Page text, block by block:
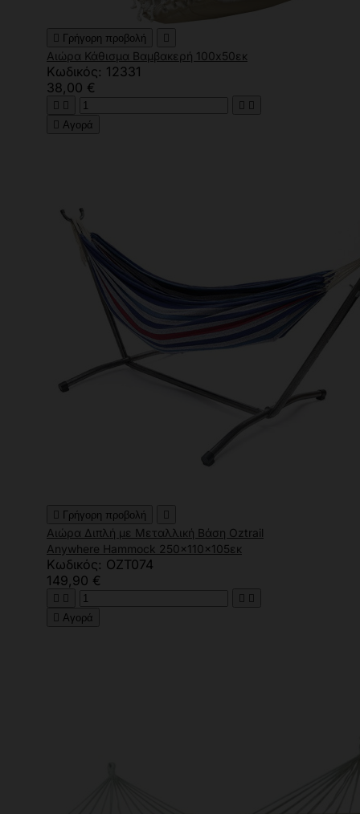
 Γρήγορη προβολή 
Αιώρα Κάθισμα Βαμβακερή 100x50εκ
Κωδικός: 12331
38,00 €
   
 Αγορά
 Γρήγορη προβολή 
Αιώρα Διπλή με Μεταλλική Βάση Oztrail
Anywhere Hammock 250x110x105εκ
Κωδικός: OZT074
149,90 €
   
 Αγορά